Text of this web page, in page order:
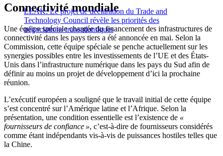
LEAK: Le projet de déclaration du Trade and
Technology Council révèle les priorités des
négociations transatlantiques
Connectivité mondiale
Une équipe spéciale chargée du financement des infrastructures de
connectivité dans les pays tiers a été annoncée en mai. Selon la
Commission, cette équipe spéciale se penche actuellement sur les
synergies possibles entre les investissements de l’UE et des États-
Unis dans l’infrastructure numérique dans les pays du Sud afin de
définir au moins un projet de développement d’ici la prochaine
réunion.
L’exécutif européen a souligné que le travail initial de cette équipe
s’est concentré sur l’Amérique latine et l’Afrique. Selon la
présentation, une condition essentielle est l’existence de «
fournisseurs de confiance », c’est-à-dire de fournisseurs considérés
comme étant indépendants vis-à-vis de puissances hostiles telles que
la Chine.